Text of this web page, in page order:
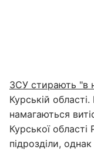
ЗСУ стирають "в
Курській
намагаються
Курської області
підрозділи,